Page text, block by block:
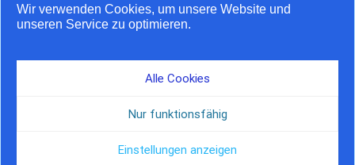
Wir verwenden Cookies, um unsere Website und
unseren Service zu optimieren.
Alle Cookies
Nur funktionsfähig
Einstellungen anzeigen
Airstream feiert 20 Jahre
in Europa